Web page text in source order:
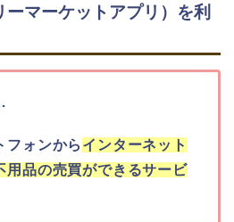
ーマーケットアプリ）を利
フォンから インターネット
用品の売買ができるサービ